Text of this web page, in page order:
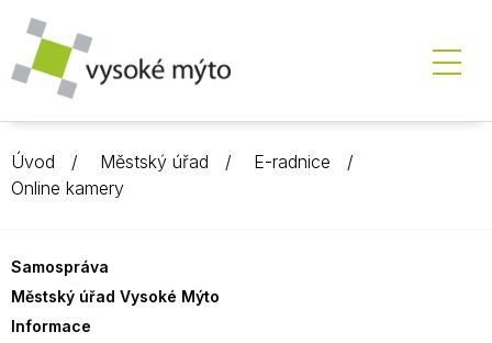
Úvod Městský úřad
E-radnice
Online kamery
Samospráva
Městský úřad Vysoké Mýto
Informace